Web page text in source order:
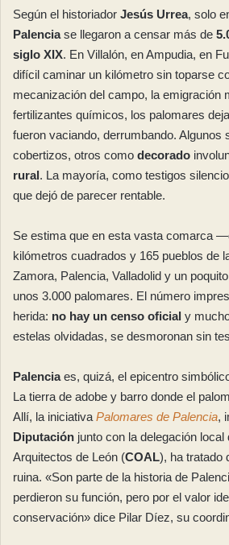
Según el historiador Jesús Urrea, solo
Palenciase llegaron a censar más de
siglo XIX. En Villalón, en Ampudia, en
difícil caminar un kilómetro sin toparse
mecanización del campo, la emigración
fertilizantes químicos, los palomares
fueron vaciando, derrumbando. Algunos
cobertizos, otros como decorado
rural. La mayoría, como testigos
que dejó de parecer rentable.
Se estima que en esta vasta comarca
kilómetros cuadrados y 165 pueblos de
Zamora, Palencia, Valladolid y un
unos 3.000 palomares. El número
herida: no hay un censo oficial y
estelas olvidadas, se desmoronan sin
Palenciaes, quizá, el epicentro
La tierra de adobe y barro donde el
Allí, la iniciativa Palomares de Palencia,
Diputación junto con la delegación
Arquitectos de León (COAL), ha tratado
ruina. «Son parte de la historia de
perdieron su función, pero por el valor
conservación» dice Pilar Díez, su